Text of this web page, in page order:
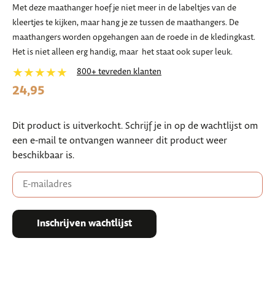
Met deze maathanger hoef je niet meer in de labeltjes van de
kleertjes te kijken, maar hang je ze tussen de maathangers. De
maathangers worden opgehangen aan de roede in de kledingkast.
Het is niet alleen erg handig, maar het staat ook super leuk.
★★★★★ 800+ tevreden klanten
24,95
Dit product is uitverkocht. Schrijf je in op de wachtlijst om
een e-mail te ontvangen wanneer dit product weer
beschikbaar is.
Enter
your
email
to
the
Inschrijven wachtlijst